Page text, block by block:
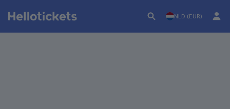
NLD (EUR)